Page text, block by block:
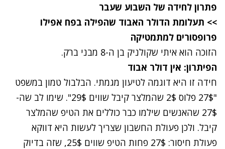
פתרון לחידה של השבוע שעבר
>> תעלומת הדולר האבוד שהפילה בפח אפילו
פרופסורים למתמטיקה
הזוכה הוא איתי שקולניק בן ה-8 מבני ברק.
הפיתרון: אין דולר אבוד
חידה זו היא דוגמה לטיעון מגמתי. הבלבול טמון במשפט
"27$ פלוס 2$ שהמלצר קיבל שווים 29$". שימו לב שה-
27$ שהאנשים שילמו כבר כוללים את הטיפ שהמלצר
קיבל. ולכן פעולת החשבון שצריך לעשות היא דווקא
פעולת חיסור: 27$ פחות הטיפ שווים 25$, שזה בדיוק